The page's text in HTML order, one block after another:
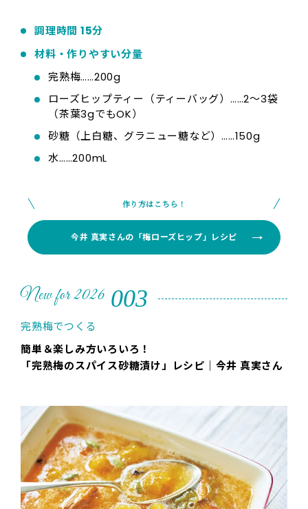
調理時間 15分
材料・作りやすい分量
完熟梅……200g
ローズヒップティー（ティーバッグ）……2～3袋
（茶葉3gでもOK）
砂糖（上白糖、グラニュー糖など）……150g
水……200mL
作り方はこちら！
今井 真実さんの「梅ローズヒップ」レシピ
New for 2026 003
完熟梅でつくる
簡単＆楽しみ方いろいろ！
「完熟梅のスパイス砂糖漬け」レシピ｜今井 真実さん